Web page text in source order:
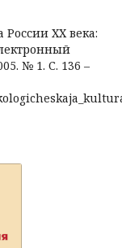
России ХХ века:
№ 1. С. 136 –